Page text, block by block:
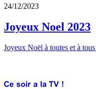
24/12/2023
Joyeux Noel 2023
Joyeux Noël à toutes et à